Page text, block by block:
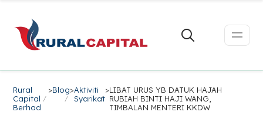
Rural
Capital
Berhad
>Blog>Aktiviti
Syarikat
>LIBAT URUS YB DATUK HAJAH
RUBIAH BINTI HAJI WANG,
TIMBALAN MENTERI KKDW